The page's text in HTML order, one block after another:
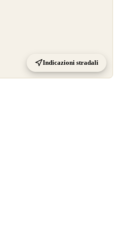
Indicazioni stradali